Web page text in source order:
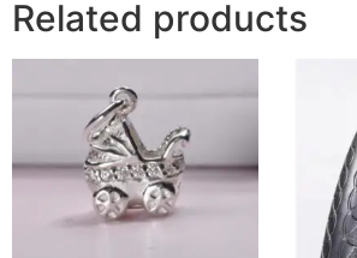
Related products